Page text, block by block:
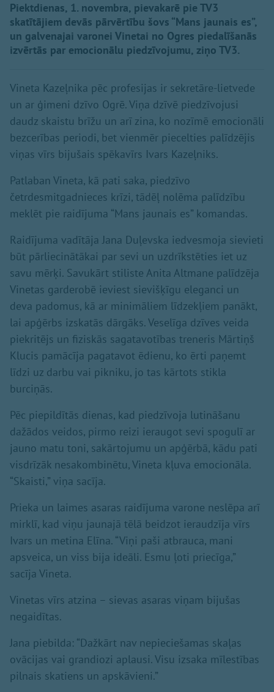
Piektdienas, 1. novembra, pievakarē pie TV3
skatītājiem devās pārvērtību šovs “Mans jaunais es”,
un galvenajai varonei Vinetai no Ogres piedalīšanās
izvērtās par emocionālu piedzīvojumu, ziņo TV3.
Vineta Kazeļnika pēc profesijas ir sekretāre-lietvede
un ar ģimeni dzīvo Ogrē. Viņa dzīvē piedzīvojusi
daudz skaistu brīžu un arī zina, ko nozīmē emocionāli
bezcerības periodi, bet vienmēr piecelties palīdzējis
viņas vīrs bijušais spēkavīrs Ivars Kazeļniks.
Patlaban Vineta, kā pati saka, piedzīvo
četrdesmitgadnieces krīzi, tādēļ nolēma palīdzību
meklēt pie raidījuma “Mans jaunais es” komandas.
Raidījuma vadītāja Jana Duļevska iedvesmoja sievieti
būt pārliecinātākai par sevi un uzdrīkstēties iet uz
savu mērķi. Savukārt stiliste Anita Altmane palīdzēja
Vinetas garderobē ieviest sievišķīgu eleganci un
deva padomus, kā ar minimāliem līdzekļiem panākt,
lai apģērbs izskatās dārgāks. Veselīga dzīves veida
piekritējs un fiziskās sagatavotības treneris Mārtiņš
Klucis pamācīja pagatavot ēdienu, ko ērti paņemt
līdzi uz darbu vai pikniku, jo tas kārtots stikla
burciņās.
Pēc piepildītās dienas, kad piedzīvoja lutināšanu
dažādos veidos, pirmo reizi ieraugot sevi spogulī ar
jauno matu toni, sakārtojumu un apģērbā, kādu pati
visdrīzāk nesakombinētu, Vineta kļuva emocionāla.
“Skaisti,” viņa sacīja.
Prieka un laimes asaras raidījuma varone neslēpa arī
mirklī, kad viņu jaunajā tēlā beidzot ieraudzīja vīrs
Ivars un metina Elīna. “Viņi paši atbrauca, mani
apsveica, un viss bija ideāli. Esmu ļoti priecīga,”
sacīja Vineta.
Vinetas vīrs atzina – sievas asaras viņam bijušas
negaidītas.
Jana piebilda: “Dažkārt nav nepieciešamas skaļas
ovācijas vai grandiozi aplausi. Visu izsaka mīlestības
pilnais skatiens un apskāvieni.”